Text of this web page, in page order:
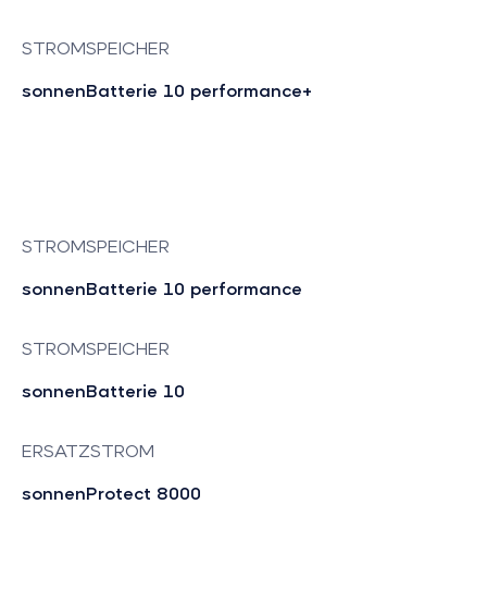
STROMSPEICHER
sonnenBatterie 10 performance+
STROMSPEICHER
sonnenBatterie 10 performance
STROMSPEICHER
sonnenBatterie 10
ERSATZSTROM
sonnenProtect 8000